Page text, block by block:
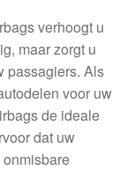
verhoogt u
maar zorgt u
passagiers. Als
voor uw
de ideale
dat uw